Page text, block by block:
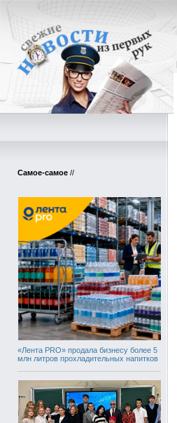
Самое-самое //
«Лента PRO» продала бизнесу более 5
млн литров прохладительных напитков